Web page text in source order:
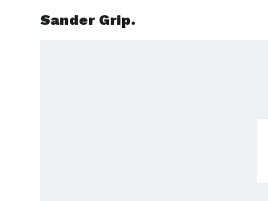
Sander Grip.